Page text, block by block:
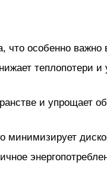
что особенно важно
теплопотери
и упрощает
минимизирует